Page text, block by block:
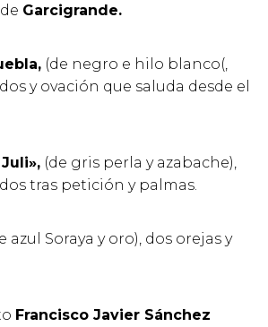
Garcigrande.
(de negro e hilo blanco(,
y ovación que saluda desde el
(de gris perla y azabache),
tras petición y palmas.
azul Soraya y oro), dos orejas y
Francisco Javier Sánchez